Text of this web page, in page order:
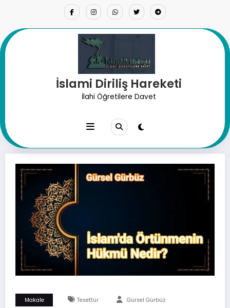
İslami Diriliş Hareketi
İlahi Öğretilere Davet
İslam’da Örtünmenin Hükmü
Makale Tesettür Gürsel Gürbüz